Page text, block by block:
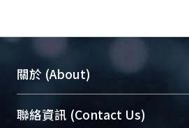
關於 (About)
臺大位居世界頂尖大學之列，
聯絡資訊 (Contact Us)